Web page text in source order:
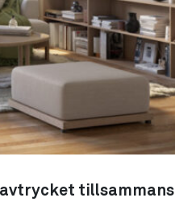
tillsammans